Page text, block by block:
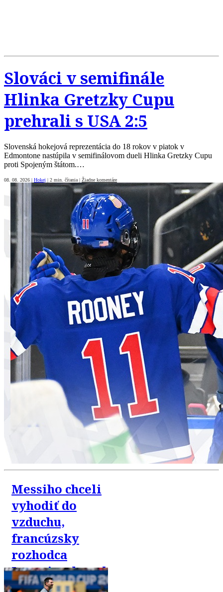
Slováci v semifinále
Hlinka Gretzky Cupu
prehrali s USA 2:5
Slovenská hokejová reprezentácia do 18 rokov v piatok v
Edmontone nastúpila v semifinálovom dueli Hlinka Gretzky Cupu
proti Spojeným štátom.…
08. 08. 2026 | Hokej | 2 min. čítania | Žiadne komentáre
Messiho chceli
vyhodiť do
vzduchu,
francúzsky
rozhodca
Letexier dostal
6000